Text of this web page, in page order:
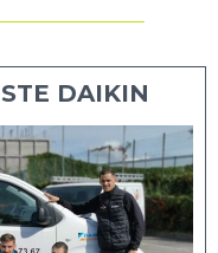
DAIKIN